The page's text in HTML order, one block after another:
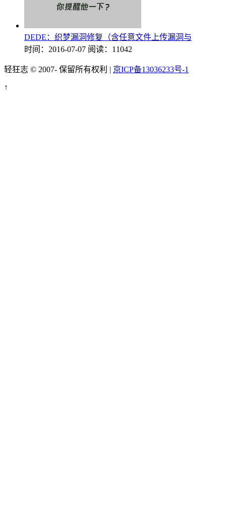
DEDE：织梦漏洞修复（含任意文件上传漏洞与
时间：2016-07-07 阅读：11042
轻狂志 © 2007- 保留所有权利 | 京ICP备13036233号-1
↑